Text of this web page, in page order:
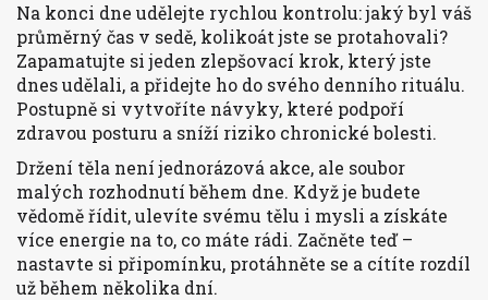
Na konci dne udělejte rychlou kontrolu: jaký byl váš
průměrný čas v sedě, kolikoát jste se protahovali?
Zapamatujte si jeden zlepšovací krok, který jste
dnes udělali, a přidejte ho do svého denního rituálu.
Postupně si vytvoříte návyky, které podpoří
zdravou posturu a sníží riziko chronické bolesti.
Držení těla není jednorázová akce, ale soubor
malých rozhodnutí během dne. Když je budete
vědomě řídit, ulevíte svému tělu i mysli a získáte
více energie na to, co máte rádi. Začněte teď –
nastavte si připomínku, protáhněte se a cítíte rozdíl
už během několika dní.